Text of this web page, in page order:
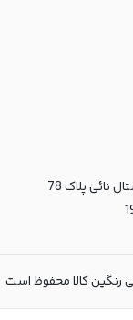
نائی پلاک 78
رنگین کالا محفوظ است